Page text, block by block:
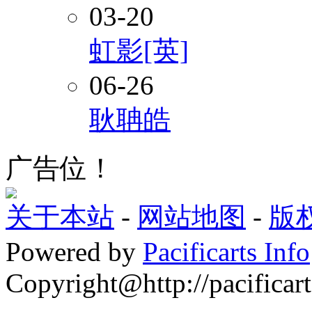
03-20
虹影[英]
06-26
耿聃皓
广告位！
关于本站 - 网站地图 - 版
Powered by Pacificarts Info
Copyright@http://